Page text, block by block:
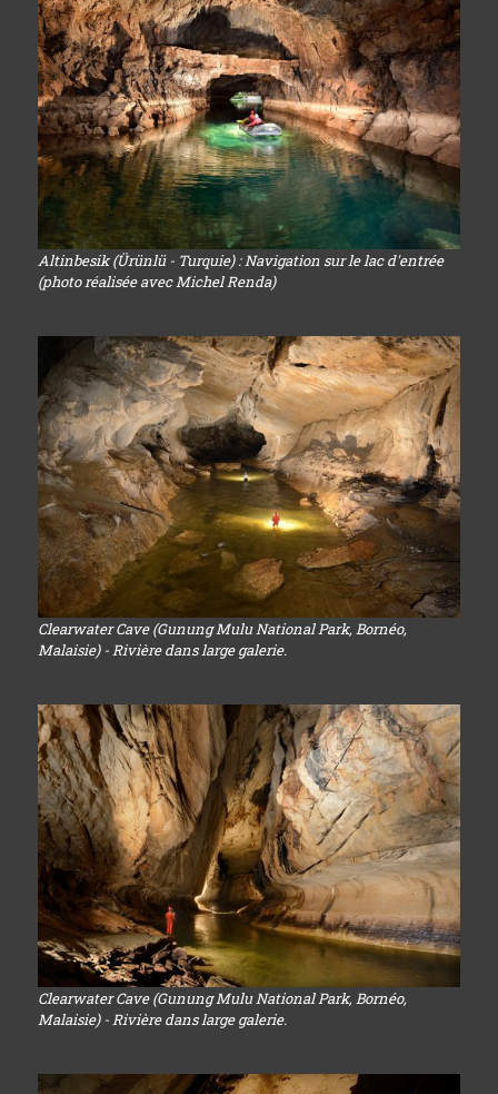
Altinbesik (Ürünlü - Turquie) : Navigation sur le lac d'entrée
(photo réalisée avec Michel Renda)
Clearwater Cave (Gunung Mulu National Park, Bornéo,
Malaisie) - Rivière dans large galerie.
Clearwater Cave (Gunung Mulu National Park, Bornéo,
Malaisie) - Rivière dans large galerie.